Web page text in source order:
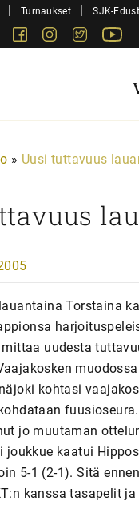
| Turnaukset | SJK-
FacebookInstagram
Twitter
» Uusi tuttavuus
Torstaina
uudesta
kohtasi
jo muutaman
joukkue kaatui
5-1 (2-1). Sitä
kanssa tasapelit